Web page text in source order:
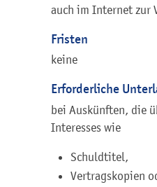
auch im Internet zur
Fristen
keine
Erforderliche
bei Auskünften, die
Interesses wie
Schuldtitel,
Vertragskopien